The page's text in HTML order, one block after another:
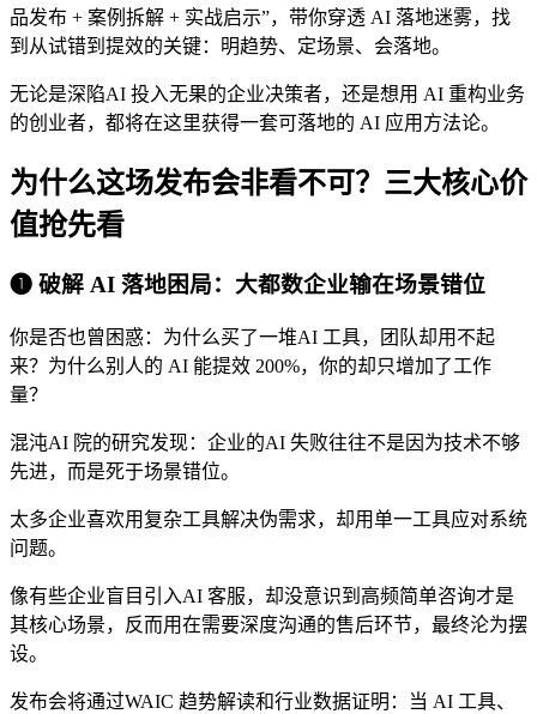
品发布 + 案例拆解 + 实战启示”，带你穿透 AI 落地迷雾，找
到从试错到提效的关键：明趋势、定场景、会落地。
无论是深陷AI 投入无果的企业决策者，还是想用 AI 重构业务
的创业者，都将在这里获得一套可落地的 AI 应用方法论。
为什么这场发布会非看不可？三大核心价
值抢先看
❶ 破解 AI 落地困局：大都数企业输在场景错位
你是否也曾困惑：为什么买了一堆AI 工具，团队却用不起
来？为什么别人的 AI 能提效 200%，你的却只增加了工作
量？
混沌AI 院的研究发现：企业的AI 失败往往不是因为技术不够
先进，而是死于场景错位。
太多企业喜欢用复杂工具解决伪需求，却用单一工具应对系统
问题。
像有些企业盲目引入AI 客服，却没意识到高频简单咨询才是
其核心场景，反而用在需要深度沟通的售后环节，最终沦为摆
设。
发布会将通过WAIC 趋势解读和行业数据证明：当 AI 工具、